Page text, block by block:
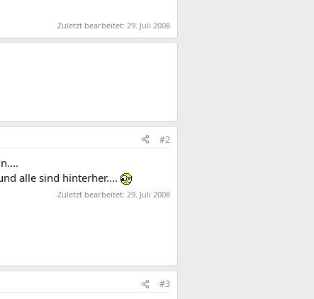
Zuletzt bearbeitet: 29. Juli 2008
#2
alle sind hinterher....
Zuletzt bearbeitet: 29. Juli 2008
#3